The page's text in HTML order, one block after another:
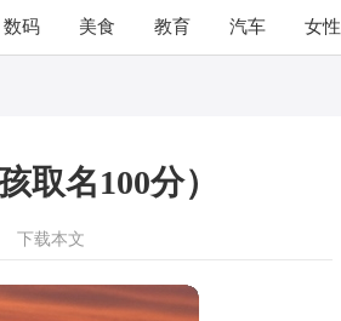
数码 美食 教育 汽车 女性
取名100分）
下载本文